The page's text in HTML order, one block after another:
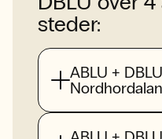
steder:
ABLU +